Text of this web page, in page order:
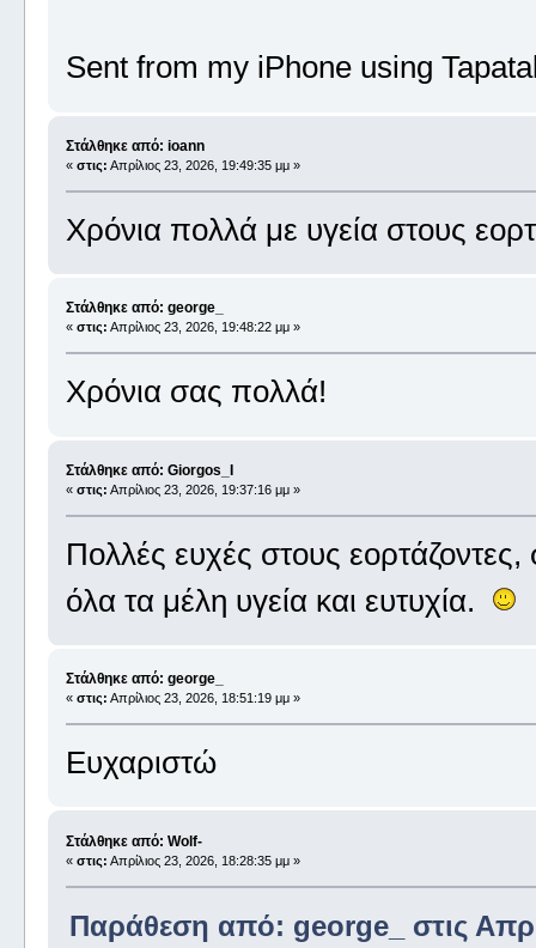
Sent from my iPhone using
Στάλθηκε από: ioann
« στις: Απρίλιος 23, 2026, 19:49:35 μμ »
Χρόνια πολλά με υγεία στους
Στάλθηκε από: george_
« στις: Απρίλιος 23, 2026, 19:48:22 μμ »
Χρόνια σας πολλά!
Στάλθηκε από: Giorgos_I
« στις: Απρίλιος 23, 2026, 19:37:16 μμ »
Πολλές ευχές στους
όλα τα μέλη υγεία και ευτυχία.
Στάλθηκε από: george_
« στις: Απρίλιος 23, 2026, 18:51:19 μμ »
Ευχαριστώ
Στάλθηκε από: Wolf-
« στις: Απρίλιος 23, 2026, 18:28:35 μμ »
Παράθεση από: george_ στις